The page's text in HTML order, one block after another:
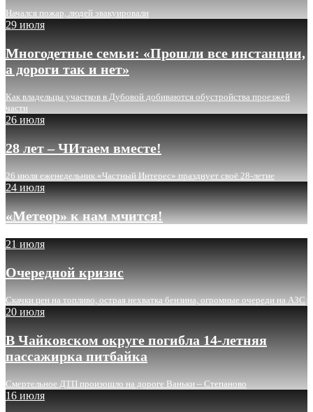
Начался пожар, людей эвакуировали
29 июля
Многодетные семьи: «Прошли все инстанции,
а дороги так и нет»
Как владельцы участков в Дубовой добиваются обустройства проезжей
части
26 июля
28 лет – ЧИтаем вместе!
26 июля еженедельник «Частный Интерес» празднует своё 28-летие
24 июля
«Метеор» к нам мчится!
21 июля
Очередной кризис
Скачки цен на топливо, острая нехватка бензина, огромные очереди на АЗС
20 июля
В Чайковском округе погибла 14-летняя
пассажирка питбайка
Смертельное ДТП произошло на дороге Ваньки – Степаново
16 июля